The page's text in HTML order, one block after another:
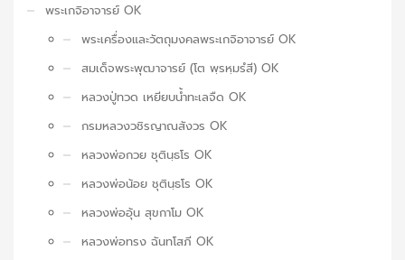
พระเกจิอาจารย์ OK
พระเครื่องและวัตถุมงคลพระเกจิอาจารย์ OK
สมเด็จพระพุฒาจารย์ (โต พฺรหฺมรํสี) OK
หลวงปู่ทวด เหยียบน้ำทะเลจืด OK
กรมหลวงวชิรญาณสังวร OK
หลวงพ่อกวย ชุตินฺธโร OK
หลวงพ่อน้อย ชุตินฺธโร OK
หลวงพ่ออุ้น สุขกาโม OK
หลวงพ่อทรง ฉันทโสภี OK